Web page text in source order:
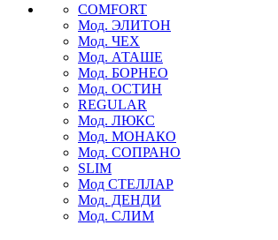
COMFORT
Мод. ЭЛИТОН
Мод. ЧЕХ
Мод. АТАШЕ
Мод. БОРНЕО
Мод. ОСТИН
REGULAR
Мод. ЛЮКС
Мод. МОНАКО
Мод. СОПРАНО
SLIM
Мод СТЕЛЛАР
Мод. ДЕНДИ
Мод. СЛИМ